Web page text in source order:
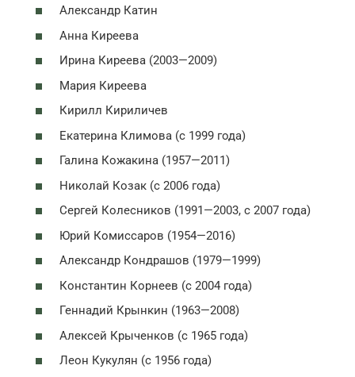
Александр Катин
Анна Киреева
Ирина Киреева (2003—2009)
Мария Киреева
Кирилл Кириличев
Екатерина Климова (с 1999 года)
Галина Кожакина (1957—2011)
Николай Козак (с 2006 года)
Сергей Колесников (1991—2003, с 2007 года)
Юрий Комиссаров (1954—2016)
Александр Кондрашов (1979—1999)
Константин Корнеев (с 2004 года)
Геннадий Крынкин (1963—2008)
Алексей Крыченков (с 1965 года)
Леон Кукулян (с 1956 года)